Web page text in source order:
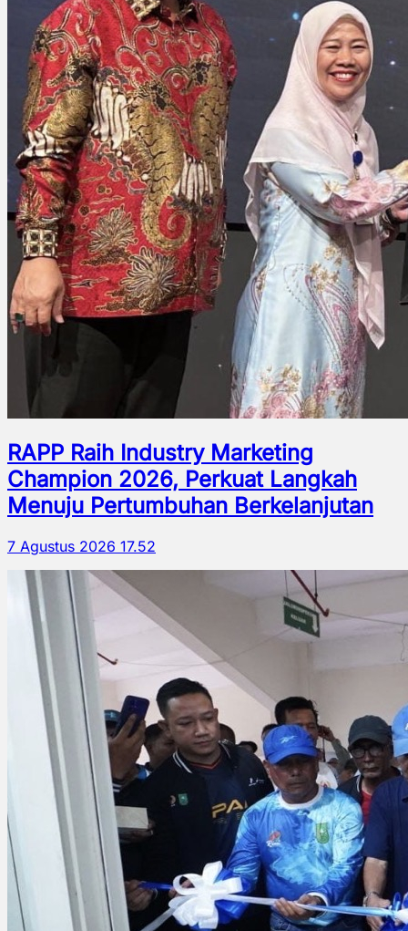
RAPP Raih Industry Marketing
Champion 2026, Perkuat Langkah
Menuju Pertumbuhan Berkelanjutan
7 Agustus 2026 17.52